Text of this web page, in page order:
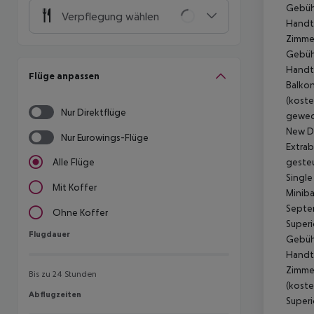
Verpflegung wählen
Flüge anpassen
Nur Direktflüge
Nur Eurowings-Flüge
Alle Flüge
Mit Koffer
Ohne Koffer
Flugdauer
Flugdauer
Bis zu 24 Stunden
Abflugzeiten
Abflugzeiten
New